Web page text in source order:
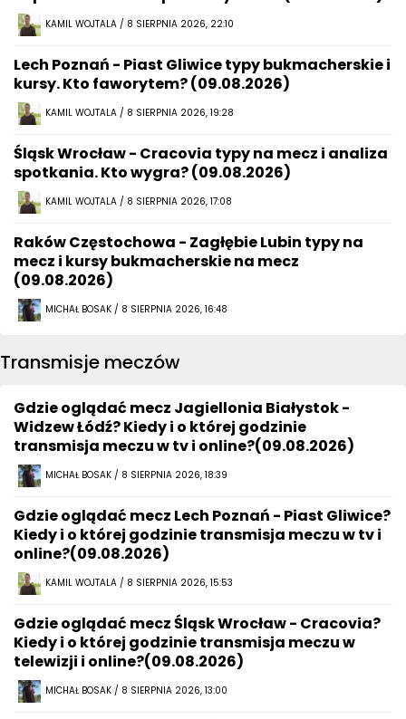
KAMIL WOJTALA / 8 SIERPNIA 2026, 22:10
Lech Poznań - Piast Gliwice typy bukmacherskie i
kursy. Kto faworytem? (09.08.2026)
KAMIL WOJTALA / 8 SIERPNIA 2026, 19:28
Śląsk Wrocław - Cracovia typy na mecz i analiza
spotkania. Kto wygra? (09.08.2026)
KAMIL WOJTALA / 8 SIERPNIA 2026, 17:08
Raków Częstochowa - Zagłębie Lubin typy na
mecz i kursy bukmacherskie na mecz
(09.08.2026)
MICHAŁ BOSAK / 8 SIERPNIA 2026, 16:48
Transmisje meczów
Gdzie oglądać mecz Jagiellonia Białystok -
Widzew Łódź? Kiedy i o której godzinie
transmisja meczu w tv i online?(09.08.2026)
MICHAŁ BOSAK / 8 SIERPNIA 2026, 18:39
Gdzie oglądać mecz Lech Poznań - Piast Gliwice?
Kiedy i o której godzinie transmisja meczu w tv i
online?(09.08.2026)
KAMIL WOJTALA / 8 SIERPNIA 2026, 15:53
Gdzie oglądać mecz Śląsk Wrocław - Cracovia?
Kiedy i o której godzinie transmisja meczu w
telewizji i online?(09.08.2026)
MICHAŁ BOSAK / 8 SIERPNIA 2026, 13:00